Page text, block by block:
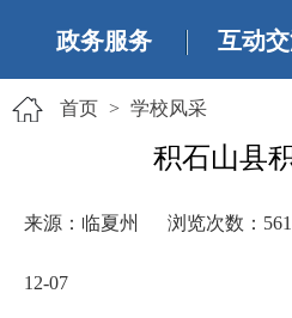
政务服务 互动
首页 > 学校风采
积石山县
来源：临夏州 浏览次数：
12-07